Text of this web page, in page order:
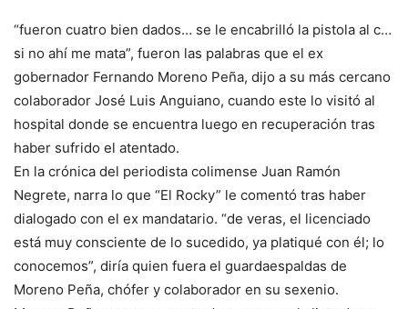
“fueron cuatro bien dados… se le encabrilló la pistola al c…
si no ahí me mata”, fueron las palabras que el ex
gobernador Fernando Moreno Peña, dijo a su más cercano
colaborador José Luis Anguiano, cuando este lo visitó al
hospital donde se encuentra luego en recuperación tras
haber sufrido el atentado.
En la crónica del periodista colimense Juan Ramón
Negrete, narra lo que “El Rocky” le comentó tras haber
dialogado con el ex mandatario. “de veras, el licenciado
está muy consciente de lo sucedido, ya platiqué con él; lo
conocemos”, diría quien fuera el guardaespaldas de
Moreno Peña, chófer y colaborador en su sexenio.